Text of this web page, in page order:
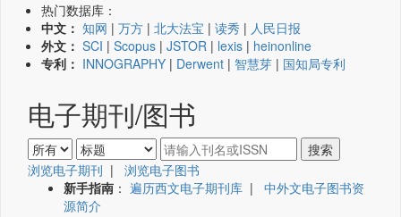
热门数据库：
中文： 知网 | 万方 | 北大法宝 | 读秀 | 人民日报
外文： SCI | Scopus | JSTOR | lexis | heinonline
专利： INNOGRAPHY | Derwent | 智慧芽 | 国知局专利
电子期刊/图书
浏览电子期刊 | 浏览电子图书
新手指南 ： 遍历西文电子期刊库 | 中外文电子图书资
源简介